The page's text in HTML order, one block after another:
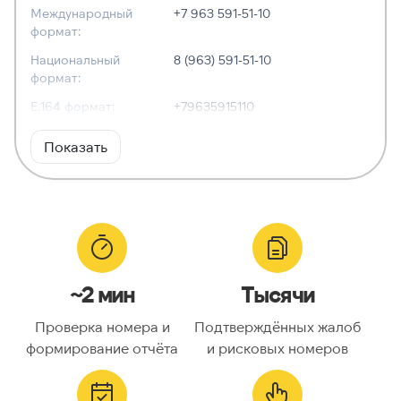
Международный
формат:
+7 963 591-51-10
Национальный
формат:
8 (963) 591-51-10
E.164 формат:
+79635915110
RFC3966
формат:
Тип номера:
Оператор связи:
Национальный
Код страны:
ГЕОЛОКАЦИЯ
Показать
~2 мин
Проверка номера и
формирование отчёта
Тысячи
Подтверждённых жалоб
и рисковых номеров